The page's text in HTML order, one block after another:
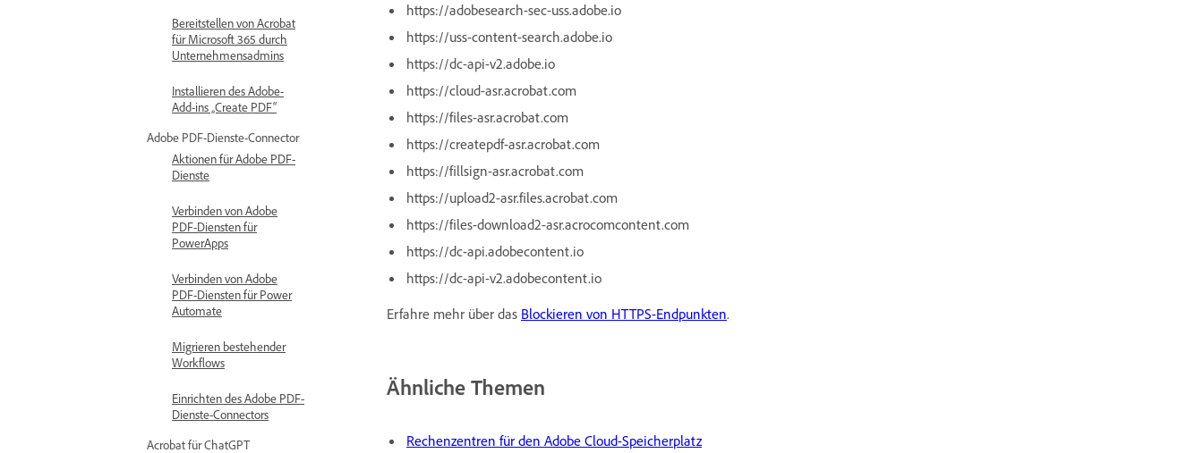
Bereitstellen von Acrobat
für Microsoft 365 durch
Unternehmensadmins
Installieren des Adobe-
Add-ins „Create PDF“
Adobe PDF-Dienste-Connector
Aktionen für Adobe PDF-
Dienste
Verbinden von Adobe
PDF-Diensten für
PowerApps
Verbinden von Adobe
PDF-Diensten für Power
Automate
Migrieren bestehender
Workflows
Einrichten des Adobe PDF-
Dienste-Connectors
Acrobat für ChatGPT
https://adobesearch-sec-uss.adobe.io
https://uss-content-search.adobe.io
https://dc-api-v2.adobe.io
https://cloud-asr.acrobat.com
https://files-asr.acrobat.com
https://createpdf-asr.acrobat.com
https://fillsign-asr.acrobat.com
https://upload2-asr.files.acrobat.com
https://files-download2-asr.acrocomcontent.com
https://dc-api.adobecontent.io
https://dc-api-v2.adobecontent.io
Erfahre mehr über das Blockieren von HTTPS-Endpunkten.
Ähnliche Themen
Rechenzentren für den Adobe Cloud-Speicherplatz